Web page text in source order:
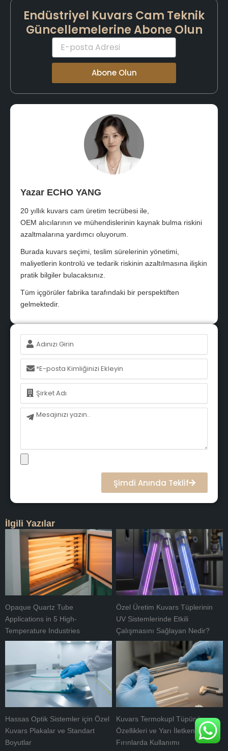
Endüstriyel Kuvars Cam Teknik
Güncellemelerine Abone Olun
E-
posta
Abone Olun
Yazar ECHO YANG
20 yıllık kuvars cam üretim tecrübesi ile,
OEM alıcılarının ve mühendislerinin kaynak bulma riskini
azaltmalarına yardımcı oluyorum.
Burada kuvars seçimi, teslim sürelerinin yönetimi,
maliyetlerin kontrolü ve tedarik riskinin azaltılmasına ilişkin
pratik bilgiler bulacaksınız.
Tüm içgörüler fabrika tarafındaki bir perspektiften
gelmektedir.
İsim
E-
posta
İsim
Mesaj
Şimdi Anında Teklif
İlgili Yazılar
Opaque Quartz Tube
Applications in 5 High-
Temperature Industries
Özel Üretim Kuvars Tüplerinin
UV Sistemlerinde Etkili
Çalışmasını Sağlayan Nedir?
Hassas Optik Sistemler için Özel
Kuvars Plakalar ve Standart
Boyutlar
Kuvars Termokupl Tüpünün
Özellikleri ve Yarı İletken
Fırınlarda Kullanımı